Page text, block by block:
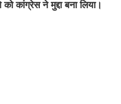
कांग्रेस ने मुद्दा बना लिया।